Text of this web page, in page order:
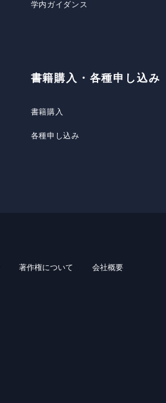
学内ガイダンス
書籍購入・各種申し込み
書籍購入
各種申し込み
著作権について 会社概要